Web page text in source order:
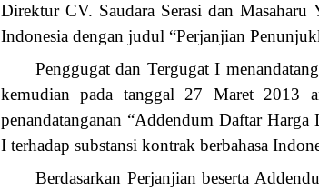
Direktur CV. Saudara Serasi dan
Indonesia dengan judul “Perjanjian
Penggugat dan Tergugat I
kemudian pada tanggal 27 Maret 2013
penandatanganan “Addendum Daftar
I terhadap substansi kontrak berbahasa
Berdasarkan Perjanjian beserta